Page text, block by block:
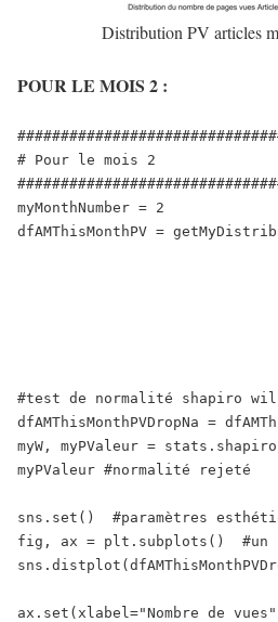
Distribution PV articles
POUR LE MOIS 2 :
# Pour le mois 2
myMonthNumber = 2
dfAMThisMonthPV =
#test de normalité shapiro
dfAMThisMonthPVDropNa =
myW, myPValeur =
myPValeur #normalité rejeté
sns.set()  #paramètres
fig, ax = plt.subplots()  #un
ax.set(xlabel="Nombre de